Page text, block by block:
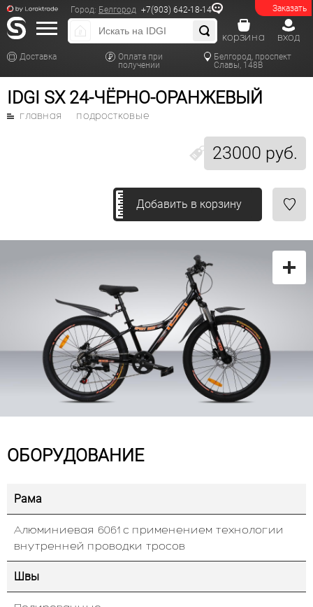
Заказать
Город: Белгород +7(903) 642-18-14
Доставка
Оплата при
получении
Белгород, проспект
Славы, 148В
вход
корзина
IDGI SX 24-ЧЁРНО-ОРАНЖЕВЫЙ
23000 руб.
главная подростковые
Добавить в корзину
ОБОРУДОВАНИЕ
Рама
Алюминиевая 6061 с применением технологии
внутренней проводки тросов
Швы